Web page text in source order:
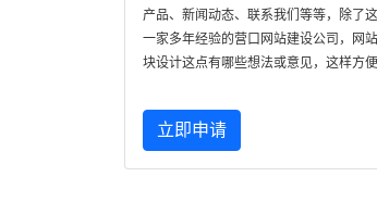
产品、新闻动态、联系我们等等，除了
一家多年经验的营口网站建设公司，网
块设计这点有哪些想法或意见，这样方
立即申请